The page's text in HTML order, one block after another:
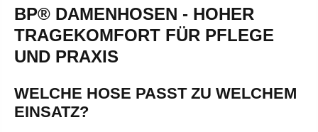
BP® DAMENHOSEN - HOHER
TRAGEKOMFORT FÜR PFLEGE
UND PRAXIS
WELCHE HOSE PASST ZU WELCHEM
EINSATZ?